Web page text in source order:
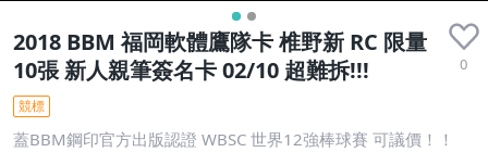
2018 BBM 福岡軟體鷹隊卡 椎野新 RC 限量
10張 新人親筆簽名卡 02/10 超難拆!!!
0
競標
蓋BBM鋼印官方出版認證 WBSC 世界12強棒球賽 可議價！！